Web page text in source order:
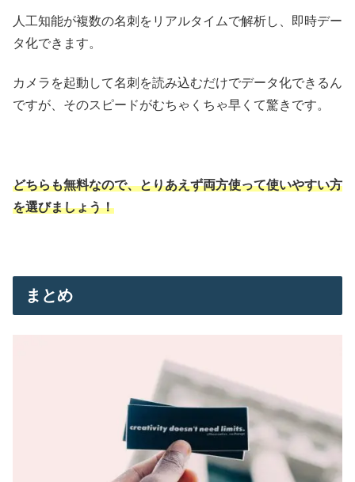
人工知能が複数の名刺をリアルタイムで解析し、即時デー
タ化できます。
カメラを起動して名刺を読み込むだけでデータ化できるん
ですが、そのスピードがむちゃくちゃ早くて驚きです。
どちらも無料なので、とりあえず両方使って使いやすい方
を選びましょう！
まとめ